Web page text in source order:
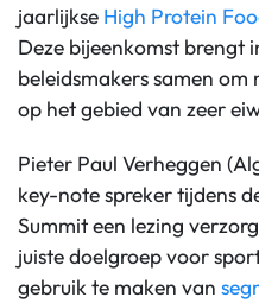
jaarlijkse High Protein
Deze bijeenkomst brengt
beleidsmakers samen
op het gebied van zeer
Pieter Paul Verheggen
key-note spreker tijdens
Summit een lezing
juiste doelgroep voor
gebruik te maken van